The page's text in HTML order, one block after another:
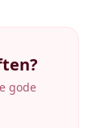
gode